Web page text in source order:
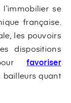
se
française.
les pouvoirs
dispositions
favoriser
bailleurs quant